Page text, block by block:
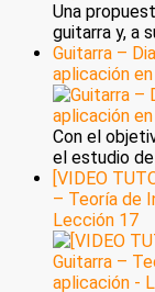
Una
guitarra y, a
Guitarra –
aplicación
Con el
el estudio
[VIDEO
– Teoría de
Lección 17